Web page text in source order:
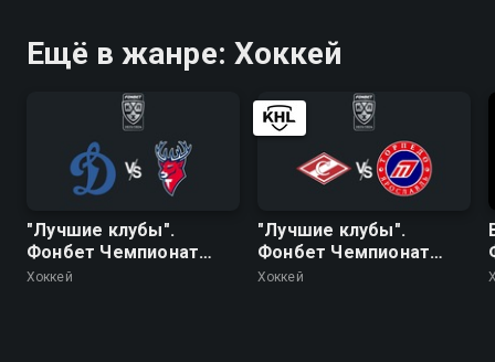
Ещё в жанре: Хоккей
"Лучшие клубы".
Фонбет Чемпионат
КХЛ. "Динамо"
Хоккей
"Лучшие клубы".
Фонбет Чемпионат
КХЛ. "Спартак" -
Хоккей